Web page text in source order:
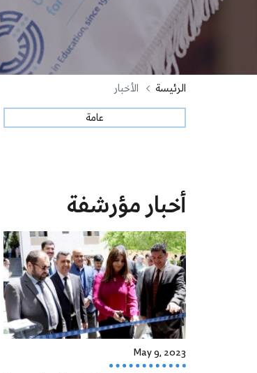
الرئيسة
الأخبار
عامة
أخبار مؤرشفة
May 9, 2023